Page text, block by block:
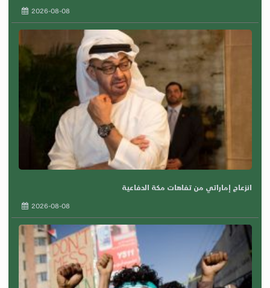
2026-08-08
انزعاج إماراتي من تفاهات مكة الدفاعية
2026-08-08